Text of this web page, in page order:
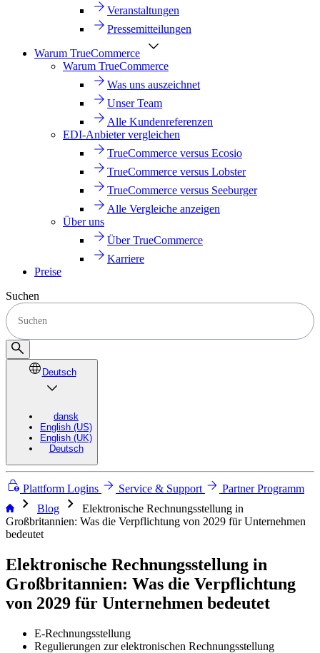
Veranstaltungen
Pressemitteilungen
Warum TrueCommerce
Warum TrueCommerce
Was uns auszeichnet
Unser Team
Alle Kundenreferenzen
EDI-Anbieter vergleichen
TrueCommerce versus Ecosio
TrueCommerce versus Lobster
TrueCommerce versus Seeburger
Alle Vergleiche anzeigen
Über uns
Über TrueCommerce
Karriere
Preise
Suchen
Deutsch
dansk
English (US)
English (UK)
Deutsch
Plattform Logins Service & Support Partner Programm
chevron_right Blog chevron_right
Elektronische Rechnungsstellung in
Großbritannien: Was die Verpflichtung von 2029 für Unternehmen
bedeutet
Elektronische Rechnungsstellung in
Großbritannien: Was die Verpflichtung
von 2029 für Unternehmen bedeutet
E-Rechnungsstellung
Regulierungen zur elektronischen Rechnungsstellung